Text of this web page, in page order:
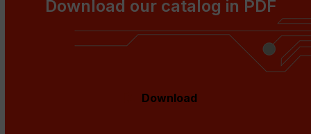
Download our catalog in PDF
Download